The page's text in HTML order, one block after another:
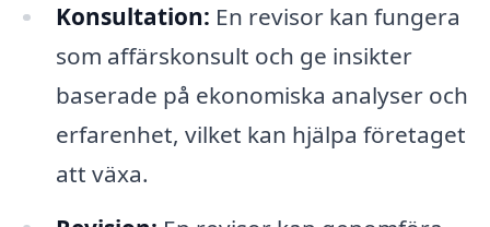
Konsultation: En revisor kan fungera
som affärskonsult och ge insikter
baserade på ekonomiska analyser och
erfarenhet, vilket kan hjälpa företaget
att växa.